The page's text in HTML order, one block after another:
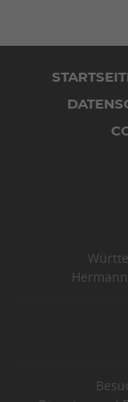
überspringen